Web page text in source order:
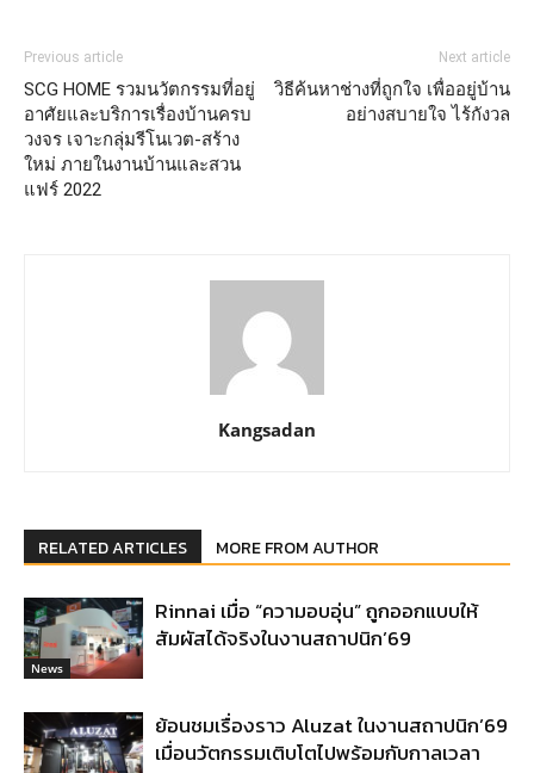
Previous article
SCG HOME รวมนวัตกรรมที่อยู่
อาศัยและบริการเรื่องบ้านครบ
วงจร เจาะกลุ่มรีโนเวต-สร้าง
ใหม่ ภายในงานบ้านและสวน
แฟร์ 2022
Next article
วิธีค้นหาช่างที่ถูกใจ เพื่ออยู่บ้าน
อย่างสบายใจ ไร้กังวล
Kangsadan
RELATED ARTICLES MORE FROM AUTHOR
News
Rinnai เมื่อ “ความอบอุ่น” ถูกออกแบบให้
สัมผัสได้จริงในงานสถาปนิก’69
ย้อนชมเรื่องราว Aluzat ในงานสถาปนิก’69
เมื่อนวัตกรรมเติบโตไปพร้อมกับกาลเวลา